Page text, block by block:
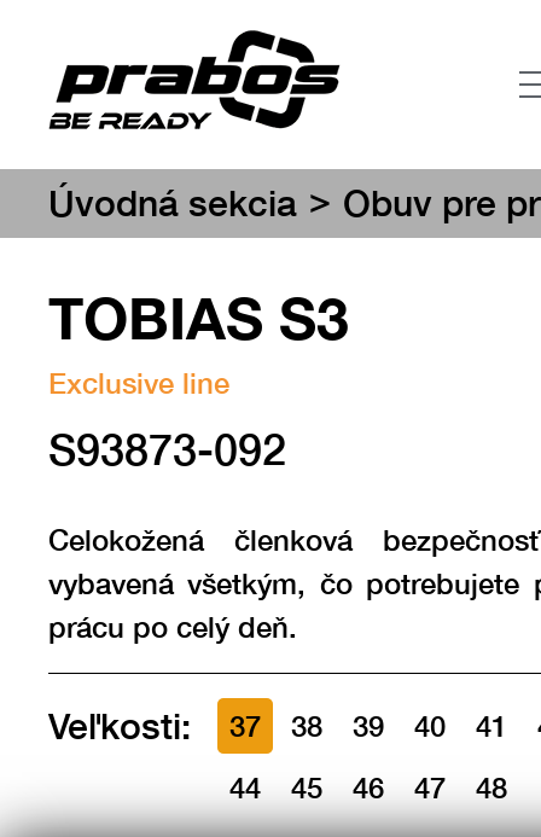
Úvodná sekcia > Obuv pre
TOBIAS S3
Exclusive line
S93873-092
Celokožená členková
vybavená všetkým, čo potrebujete
prácu po celý deň.
Veľkosti: 37 38 39 40 41
44
45 46 47 48